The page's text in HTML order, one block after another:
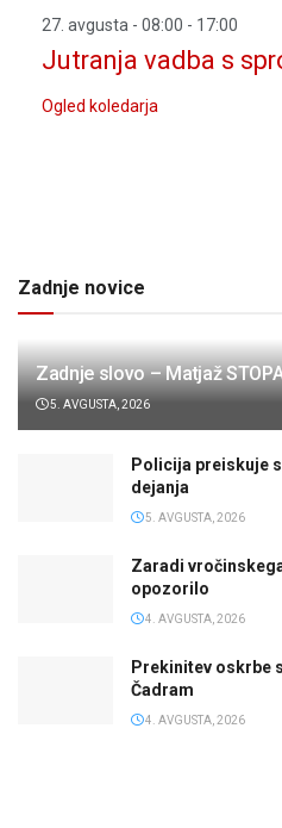
27. avgusta - 08:00 - 17:00
Jutranja vadba s
Ogled koledarja
Zadnje novice
Zadnje slovo – Matjaž
5. AVGUSTA, 2026
Policija preiskuje
dejanja
5. AVGUSTA, 2026
Zaradi
opozorilo
4. AVGUSTA, 2026
Prekinitev oskrbe
Čadram
4. AVGUSTA, 2026